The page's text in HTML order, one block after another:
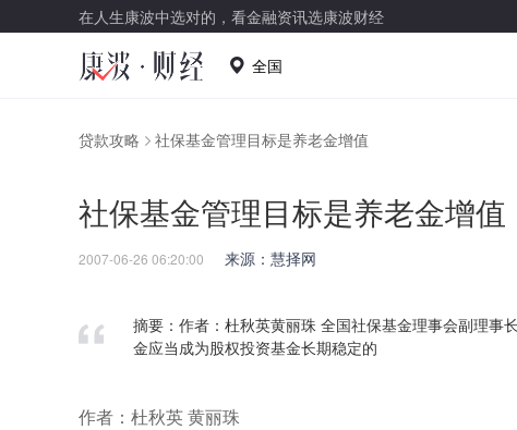
在人生康波中选对的，看金融资讯选康波财经
全国
贷款攻略 社保基金管理目标是养老金增值
社保基金管理目标是养老金增值
2007-06-26 06:20:00 来源：慧择网
摘要：作者：杜秋英黄丽珠 全国社保基金理事会副理事
金应当成为股权投资基金长期稳定的
作者：杜秋英 黄丽珠